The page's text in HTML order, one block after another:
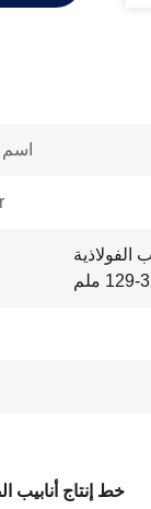
اسم
الفولاذية
خط إنتاج أنابيب الصلب